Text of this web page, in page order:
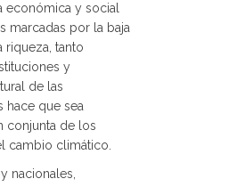
y social
marcadas por la baja
tanto
y
de las
hace que sea
conjunta de los
cambio climático.
nacionales,